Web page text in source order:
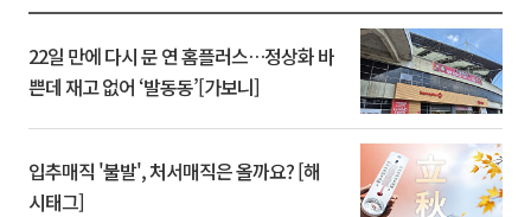
22일 만에 다시 문 연 홈플러스…정상화 바
쁜데 재고 없어 ‘발동동’[가보니]
입추매직 '불발', 처서매직은 올까요? [해
시태그]